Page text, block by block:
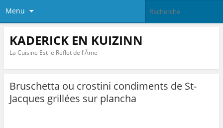
Menu
KADERICK EN KUIZINN
La Cuisine Est le Reflet de l'Âme
Bruschetta ou crostini condiments de St-
Jacques grillées sur plancha